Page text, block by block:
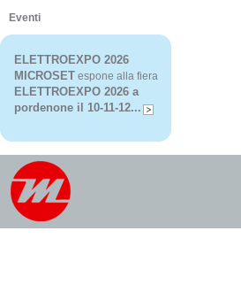
Eventi
ELETTROEXPO 2026
MICROSET espone alla fiera
ELETTROEXPO 2026 a
pordenone il 10-11-12...